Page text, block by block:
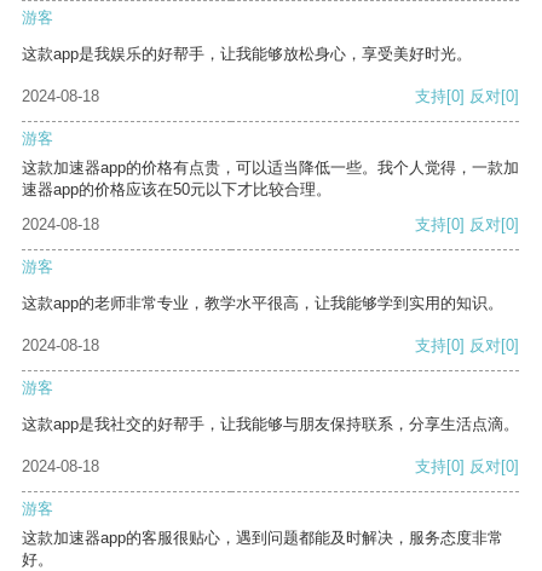
游客
这款app是我娱乐的好帮手，让我能够放松身心，享受美好时光。
2024-08-18 支持[0] 反对[0]
游客
这款加速器app的价格有点贵，可以适当降低一些。我个人觉得，一款加
速器app的价格应该在50元以下才比较合理。
2024-08-18
支持[0] 反对[0]
游客
这款app的老师非常专业，教学水平很高，让我能够学到实用的知识。
2024-08-18 支持[0] 反对[0]
游客
这款app是我社交的好帮手，让我能够与朋友保持联系，分享生活点滴。
2024-08-18 支持[0] 反对[0]
游客
这款加速器app的客服很贴心，遇到问题都能及时解决，服务态度非常
好。